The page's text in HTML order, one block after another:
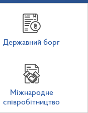
Державний борг
Міжнародне
співробітництво